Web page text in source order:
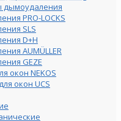
дымоудаления
PRO-LOCKS
SLS
D+H
AUMÜLLER
GEZE
окон NEKOS
окон UСS